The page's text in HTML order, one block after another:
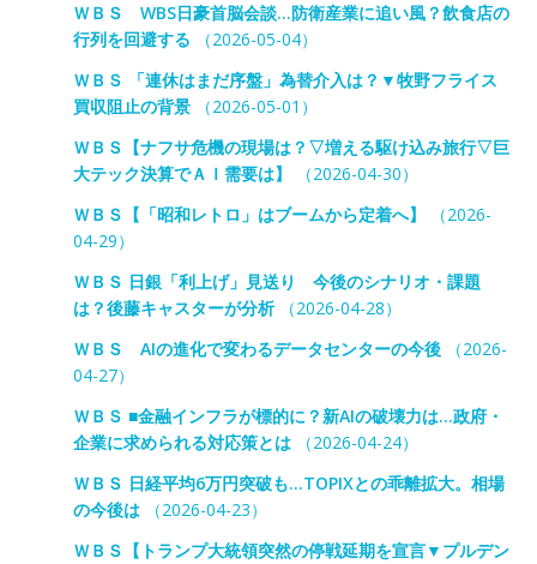
ＷＢＳ WBS日豪首脳会談…防衛産業に追い風？飲食店の
行列を回避する （2026-05-04）
ＷＢＳ 「連休はまだ序盤」為替介入は？▼牧野フライス
買収阻止の背景（2026-05-01）
ＷＢＳ【ナフサ危機の現場は？▽増える駆け込み旅行▽巨
大テック決算でＡＩ需要は】
（2026-04-30）
ＷＢＳ【「昭和レトロ」はブームから定着へ】
（2026-
04-29）
ＷＢＳ 日銀「利上げ」見送り 今後のシナリオ・課題
は？後藤キャスターが分析（2026-04-28）
ＷＢＳ AIの進化で変わるデータセンターの今後（2026-
04-27）
ＷＢＳ ■金融インフラが標的に？新AIの破壊力は…政府・
企業に求められる対応策とは（2026-04-24）
ＷＢＳ 日経平均6万円突破も…TOPIXとの乖離拡大。相場
の今後は（2026-04-23）
ＷＢＳ【トランプ大統領突然の停戦延期を宣言▼プルデン